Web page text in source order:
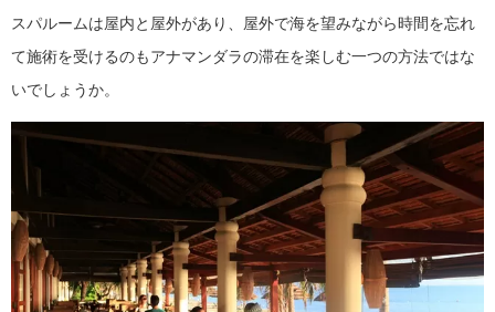
スパルームは屋内と屋外があり、屋外で海を望みながら時間を忘れ
て施術を受けるのもアナマンダラの滞在を楽しむ一つの方法ではな
いでしょうか。